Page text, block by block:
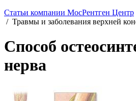
Статьи компании МосРентген Центр
/ Травмы и заболевания верхней
Способ
нерва